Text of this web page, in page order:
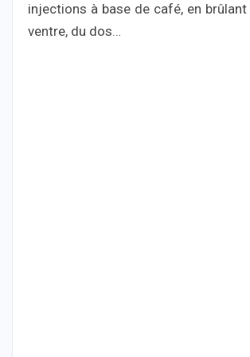
injections à base de café, en
ventre, du dos…